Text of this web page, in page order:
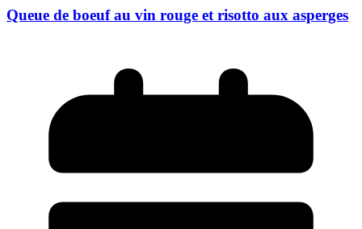
Queue de boeuf au vin rouge et risotto aux asperges